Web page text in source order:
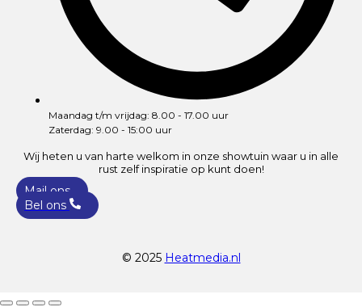
Maandag t/m vrijdag: 8.00 - 17.00 uur
Zaterdag: 9.00 - 15:00 uur
Wij heten u van harte welkom in onze showtuin waar u in alle
rust zelf inspiratie op kunt doen!
Mail ons
Bel ons
© 2025 Heatmedia.nl